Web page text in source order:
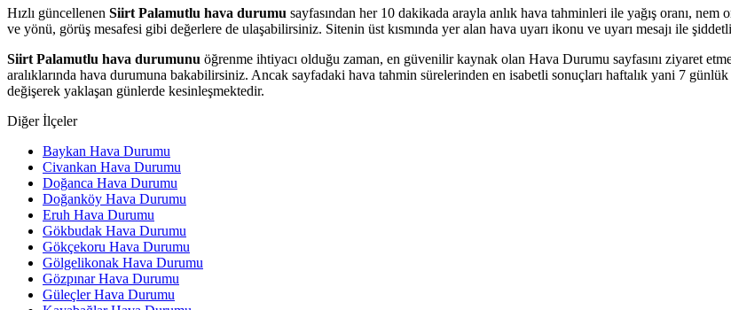
Hızlı güncellenen Siirt Palamutlu hava durumu sayfasından her 10 dakikada arayla anlık hava tahminleri ile yağış oranı, nem
ve yönü, görüş mesafesi gibi değerlere de ulaşabilirsiniz. Sitenin üst kısmında yer alan hava uyarı ikonu ve uyarı mesajı ile
Siirt Palamutlu hava durumunu öğrenme ihtiyacı olduğu zaman, en güvenilir kaynak olan Hava Durumu sayfasını ziyaret
aralıklarında hava durumuna bakabilirsiniz. Ancak sayfadaki hava tahmin sürelerinden en isabetli sonuçları haftalık yani 7
değişerek yaklaşan günlerde kesinleşmektedir.
Diğer İlçeler
Baykan Hava Durumu
Civankan Hava Durumu
Doğanca Hava Durumu
Doğanköy Hava Durumu
Eruh Hava Durumu
Gökbudak Hava Durumu
Gökçekoru Hava Durumu
Gölgelikonak Hava Durumu
Gözpınar Hava Durumu
Güleçler Hava Durumu